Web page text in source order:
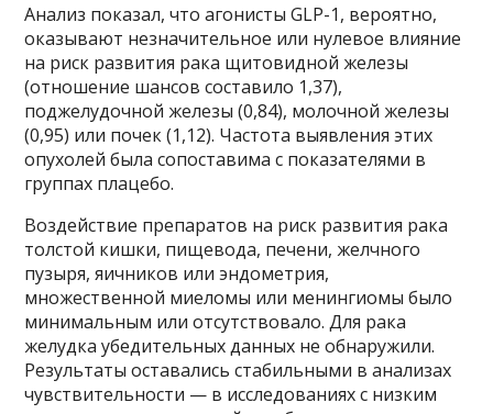
Анализ показал, что агонисты GLP-1, вероятно,
оказывают незначительное или нулевое влияние
на риск развития рака щитовидной железы
(отношение шансов составило 1,37),
поджелудочной железы (0,84), молочной железы
(0,95) или почек (1,12). Частота выявления этих
опухолей была сопоставима с показателями в
группах плацебо.
Воздействие препаратов на риск развития рака
толстой кишки, пищевода, печени, желчного
пузыря, яичников или эндометрия,
множественной миеломы или менингиомы было
минимальным или отсутствовало. Для рака
желудка убедительных данных не обнаружили.
Результаты оставались стабильными в анализах
чувствительности — в исследованиях с низким